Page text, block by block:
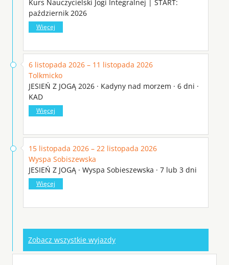
Kurs Nauczycielski Jogi Integralnej | START:
październik 2026
Więcej
6 listopada 2026 – 11 listopada 2026
Tolkmicko
JESIEŃ Z JOGĄ 2026 · Kadyny nad morzem · 6 dni ·
KAD
Więcej
15 listopada 2026 – 22 listopada 2026
Wyspa Sobiszewska
JESIEŃ Z JOGĄ · Wyspa Sobieszewska · 7 lub 3 dni
Więcej
Zobacz wszystkie wyjazdy